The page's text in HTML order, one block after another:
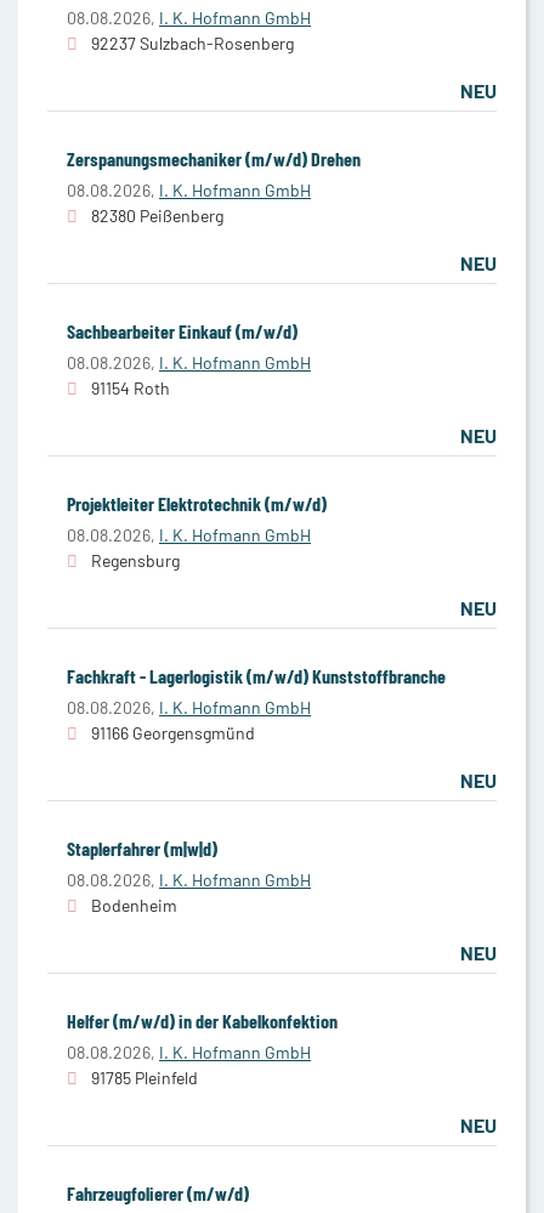
08.08.2026, I. K. Hofmann GmbH
92237 Sulzbach-Rosenberg
NEU
Zerspanungsmechaniker (m/w/d) Drehen
08.08.2026, I. K. Hofmann GmbH
82380 Peißenberg
NEU
Sachbearbeiter Einkauf (m/w/d)
08.08.2026, I. K. Hofmann GmbH
91154 Roth
NEU
Projektleiter Elektrotechnik (m/w/d)
08.08.2026, I. K. Hofmann GmbH
Regensburg
NEU
Fachkraft - Lagerlogistik (m/w/d) Kunststoffbranche
08.08.2026, I. K. Hofmann GmbH
91166 Georgensgmünd
NEU
Staplerfahrer (m|w|d)
08.08.2026, I. K. Hofmann GmbH
Bodenheim
NEU
Helfer (m/w/d) in der Kabelkonfektion
08.08.2026, I. K. Hofmann GmbH
91785 Pleinfeld
NEU
Fahrzeugfolierer (m/w/d)